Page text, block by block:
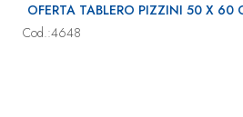
OFERTA TABLERO PIZZINI 50 X 60
Cod.:4648